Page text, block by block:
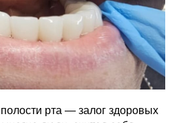
полости рта — залог здоровых